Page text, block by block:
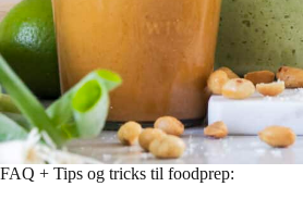
FAQ + Tips og tricks til foodprep: